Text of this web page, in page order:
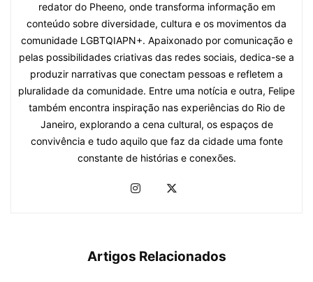
redator do Pheeno, onde transforma informação em
conteúdo sobre diversidade, cultura e os movimentos da
comunidade LGBTQIAPN+. Apaixonado por comunicação e
pelas possibilidades criativas das redes sociais, dedica-se a
produzir narrativas que conectam pessoas e refletem a
pluralidade da comunidade. Entre uma notícia e outra, Felipe
também encontra inspiração nas experiências do Rio de
Janeiro, explorando a cena cultural, os espaços de
convivência e tudo aquilo que faz da cidade uma fonte
constante de histórias e conexões.
Artigos Relacionados